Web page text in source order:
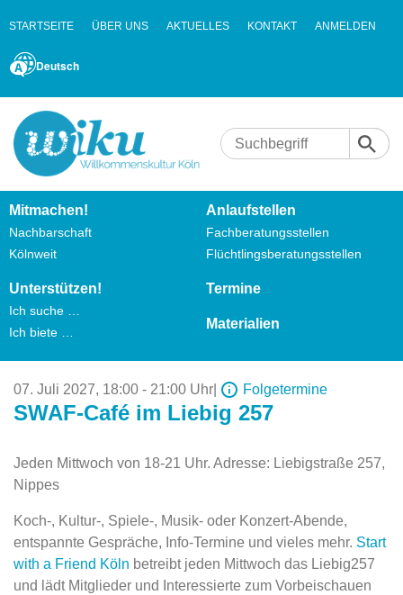
STARTSEITE ÜBER UNS AKTUELLES KONTAKT ANMELDEN
Deutsch
Mitmachen!
Nachbarschaft
Kölnweit
Anlaufstellen
Fachberatungsstellen
Flüchtlingsberatungsstellen
Unterstützen!
Ich suche …
Ich biete …
Termine
Materialien
07. Juli 2027, 18:00 - 21:00 Uhr Folgetermine
SWAF-Café im Liebig 257
Jeden Mittwoch von 18-21 Uhr. Adresse: Liebigstraße 257,
Nippes
Koch-, Kultur-, Spiele-, Musik- oder Konzert-Abende,
entspannte Gespräche, Info-Termine und vieles mehr. Start
with a Friend Köln betreibt jeden Mittwoch das Liebig257
und lädt Mitglieder und Interessierte zum Vorbeischauen